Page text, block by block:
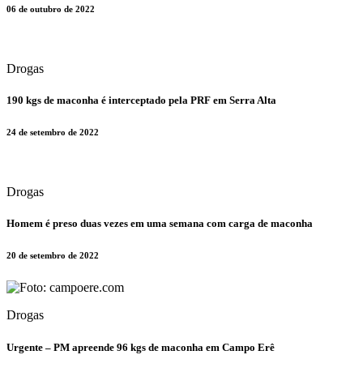
06 de outubro de 2022
Drogas
​190 kgs de maconha é interceptado pela PRF em Serra Alta
24 de setembro de 2022
Drogas
Homem é preso duas vezes em uma semana com carga de maconha
20 de setembro de 2022
Drogas
​Urgente – PM apreende 96 kgs de maconha em Campo Erê